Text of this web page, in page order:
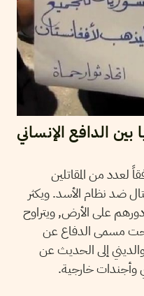
بين الدافع الإنساني
لعدد من المقاتلين
ضد نظام الأسد. ويكثر
على الأرض, ويتراوح
مسمى الدفاع عن
إلى الحديث عن
وأجندات خارجية.